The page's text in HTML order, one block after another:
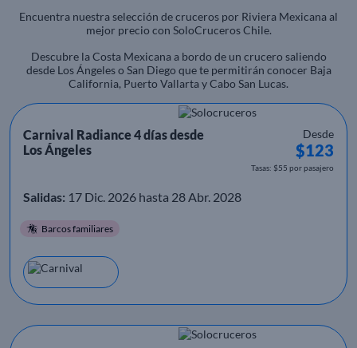
Encuentra nuestra selección de cruceros por Riviera Mexicana al
mejor precio con SoloCruceros Chile.
Descubre la Costa Mexicana a bordo de un crucero saliendo
desde Los Ángeles o San Diego que te permitirán conocer Baja
California, Puerto Vallarta y Cabo San Lucas.
Carnival Radiance 4 días desde
Los Ángeles
Desde
$123
Tasas: $55 por pasajero
Salidas: 17 Dic. 2026 hasta 28 Abr. 2028
Barcos familiares